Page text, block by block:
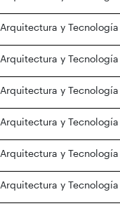
Arquitectura y
Arquitectura y
Arquitectura y
Arquitectura y
Arquitectura y
Arquitectura y